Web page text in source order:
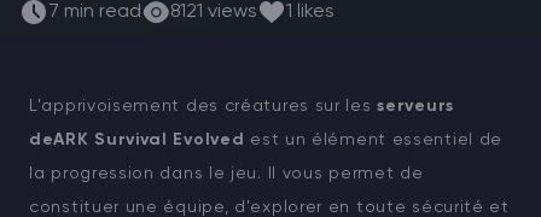
7 min read 8121 views 1 likes
L'apprivoisement des créatures sur lesserveurs
deARK Survival Evolved
est un élément essentiel de
la progression dans le jeu. Il vous permet de
constituer une équipe, d'explorer en toute sécurité et